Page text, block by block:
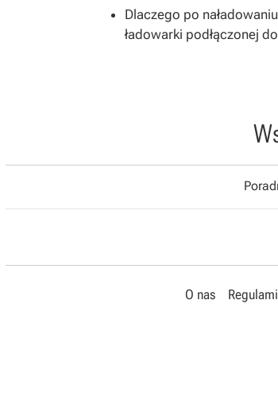
Dlaczego po
ładowarki podłączonej
O nas